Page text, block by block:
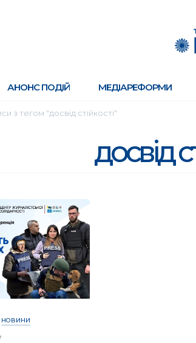
АНОНС ПОДІЙ МЕДІАРЕФОРМИ
з тегом "досвід стійкості"
досвід
НОВИНИ